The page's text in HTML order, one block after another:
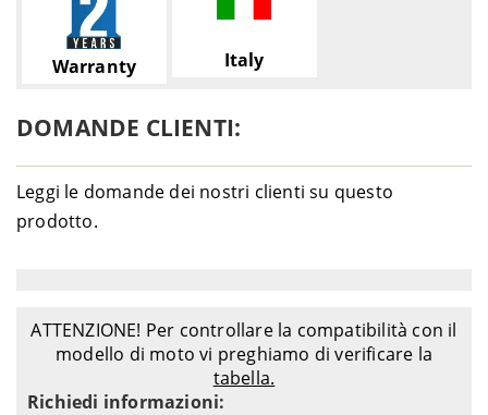
Warranty Italy
DOMANDE CLIENTI:
Leggi le domande dei nostri clienti su questo
prodotto.
ATTENZIONE! Per controllare la compatibilità con il
modello di moto vi preghiamo di verificare la
tabella.
Richiedi informazioni: